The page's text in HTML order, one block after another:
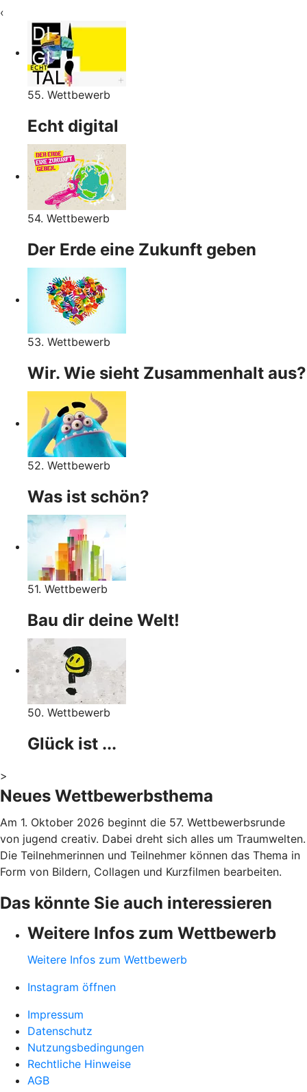
‹
55. Wettbewerb
Echt digital
54. Wettbewerb
Der Erde eine Zukunft geben
53. Wettbewerb
Wir. Wie sieht Zusammenhalt aus?
52. Wettbewerb
Was ist schön?
51. Wettbewerb
Bau dir deine Welt!
50. Wettbewerb
Glück ist ...
>
Neues Wettbewerbsthema
Am 1. Oktober 2026 beginnt die 57. Wettbewerbsrunde
von jugend creativ. Dabei dreht sich alles um Traumwelten.
Die Teilnehmerinnen und Teilnehmer können das Thema in
Form von Bildern, Collagen und Kurzfilmen bearbeiten.
Das könnte Sie auch interessieren
Weitere Infos zum Wettbewerb
Weitere Infos zum Wettbewerb
Instagram öffnen
Impressum
Datenschutz
Nutzungsbedingungen
Rechtliche Hinweise
AGB